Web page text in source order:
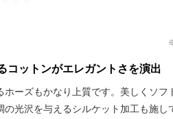
コットンがエレガントさを演出
ホーズもかなり上質です。美しくソ
の光沢を与えるシルケット加工も施